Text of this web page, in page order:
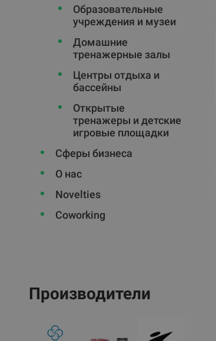
Oбразовательные
учреждения и музеи
Домашние
тренажерные залы
Центры отдыха и
бассейны
Открытые
тренажеры и детские
игровые площадки
Сферы бизнеса
О нас
Novelties
Coworking
Производители